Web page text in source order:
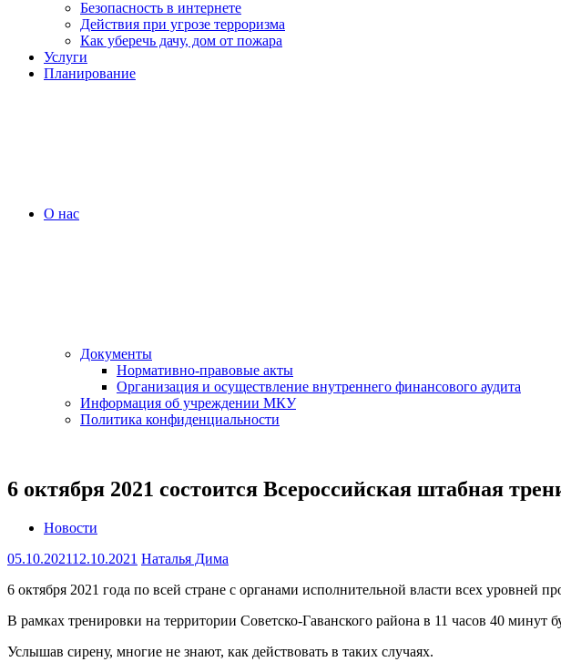
Безопасность в интернете
Действия при угрозе терроризма
Как уберечь дачу, дом от пожара
Услуги
Планирование
О нас
Документы
Нормативно-правовые акты
Организация и осуществление внутреннего финансового аудита
Информация об учреждении МКУ
Политика конфиденциальности
6 октября 2021 состоится Всероссийская штабная
Новости
05.10.202112.10.2021 Наталья Дима
6 октября 2021 года по всей стране с органами исполнительной власти всех уровней
В рамках тренировки на территории Советско-Гаванского района в 11 часов 40 минут
Услышав сирену, многие не знают, как действовать в таких случаях.